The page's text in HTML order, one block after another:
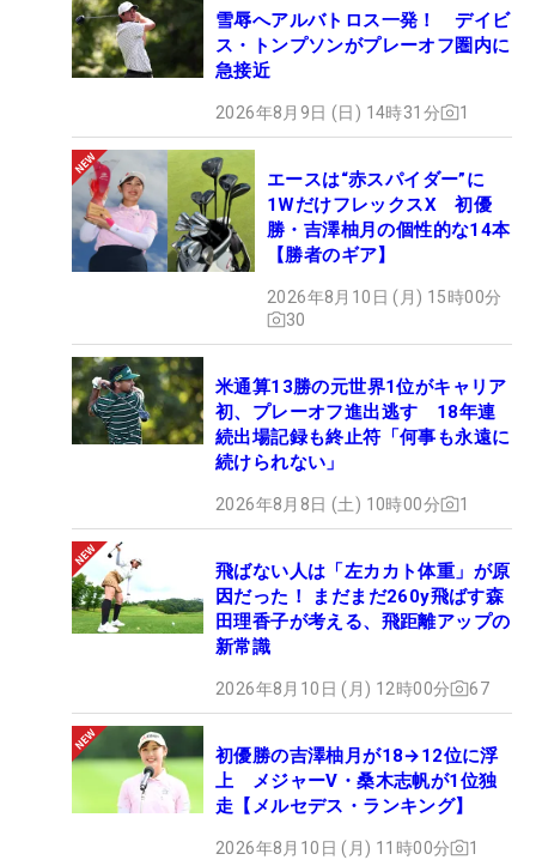
雪辱へアルバトロス一発！ デイビ
ス・トンプソンがプレーオフ圏内に
急接近
2026年8月9日 (日) 14時31分 1
エースは“赤スパイダー”に
1WだけフレックスX 初優
勝・吉澤柚月の個性的な14本
【勝者のギア】
2026年8月10日 (月) 15時00分
30
米通算13勝の元世界1位がキャリア
初、プレーオフ進出逃す 18年連
続出場記録も終止符「何事も永遠に
続けられない」
2026年8月8日 (土) 10時00分 1
飛ばない人は「左カカト体重」が原
因だった！ まだまだ260y飛ばす森
田理香子が考える、飛距離アップの
新常識
2026年8月10日 (月) 12時00分 67
初優勝の吉澤柚月が18→12位に浮
上 メジャーV・桑木志帆が1位独
走【メルセデス・ランキング】
2026年8月10日 (月) 11時00分 1